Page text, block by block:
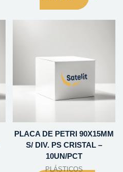
PLACA DE PETRI 90X15MM
S/ DIV. PS CRISTAL –
10UN/PCT
PLÁSTICOS